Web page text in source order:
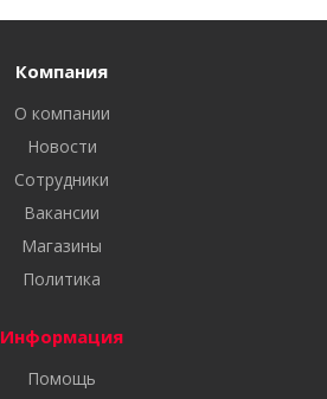
Компания
О компании
Новости
Сотрудники
Вакансии
Магазины
Политика
Информация
Помощь